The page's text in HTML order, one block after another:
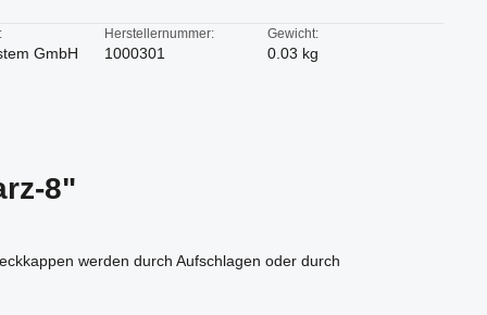
GmbH
Herstellernummer:
1000301
Gewicht:
0.03 kg
8"
werden durch Aufschlagen oder durch